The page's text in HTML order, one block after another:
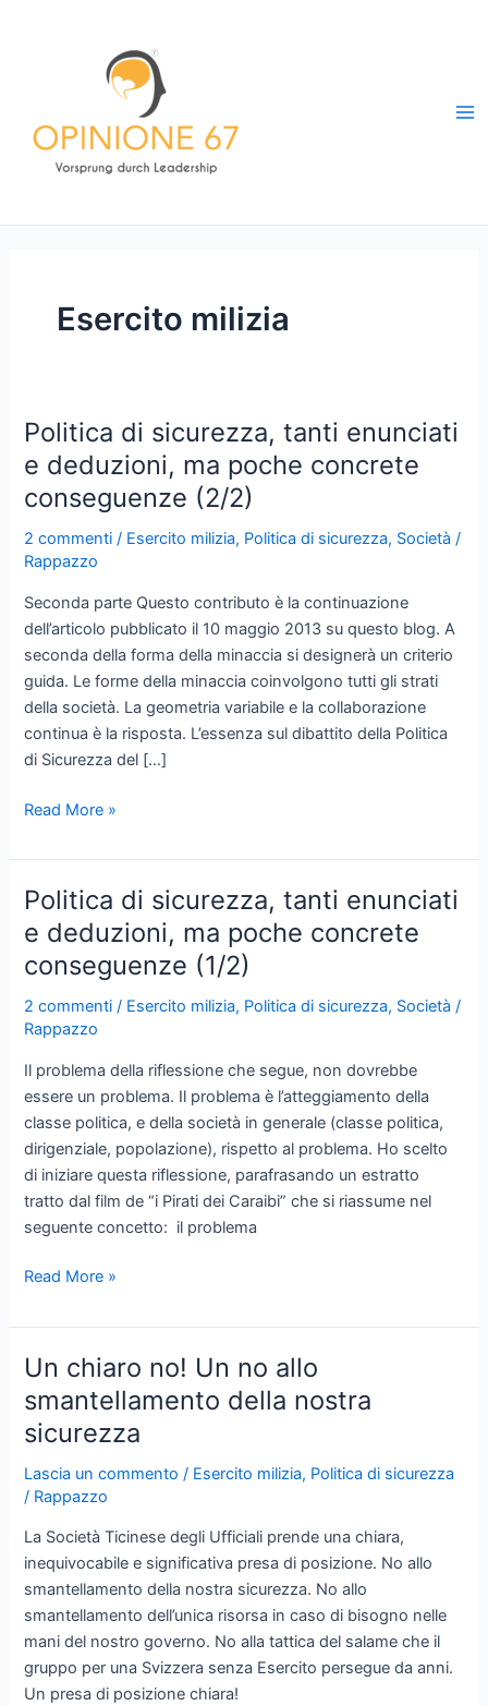
Esercito milizia
Politica di sicurezza, tanti enunciati
e deduzioni, ma poche concrete
conseguenze (2/2)
2 commenti / Esercito milizia, Politica di sicurezza, Società /
Rappazzo
Seconda parte Questo contributo è la continuazione
dell’articolo pubblicato il 10 maggio 2013 su questo blog. A
seconda della forma della minaccia si designerà un criterio
guida. Le forme della minaccia coinvolgono tutti gli strati
della società. La geometria variabile e la collaborazione
continua è la risposta. L’essenza sul dibattito della Politica
di Sicurezza del […]
Politica
sicurezza,
tanti
enunciati
e
deduzioni,
poche
concrete
conseguenze
(2/2)
Read More »
Politica di sicurezza, tanti enunciati
e deduzioni, ma poche concrete
conseguenze (1/2)
2 commenti / Esercito milizia, Politica di sicurezza, Società /
Rappazzo
Il problema della riflessione che segue, non dovrebbe
essere un problema. Il problema è l’atteggiamento della
classe politica, e della società in generale (classe politica,
dirigenziale, popolazione), rispetto al problema. Ho scelto
di iniziare questa riflessione, parafrasando un estratto
tratto dal film de “i Pirati dei Caraibi” che si riassume nel
seguente concetto: il problema
Politica
sicurezza,
tanti
enunciati
e
deduzioni,
poche
concrete
conseguenze
(1/2)
Read More »
Un chiaro no! Un no allo
smantellamento della nostra
sicurezza
Lascia un commento / Esercito milizia, Politica di sicurezza
/ Rappazzo
La Società Ticinese degli Ufficiali prende una chiara,
inequivocabile e significativa presa di posizione. No allo
smantellamento della nostra sicurezza. No allo
smantellamento dell’unica risorsa in caso di bisogno nelle
mani del nostro governo. No alla tattica del salame che il
gruppo per una Svizzera senza Esercito persegue da anni.
Un presa di posizione chiara!